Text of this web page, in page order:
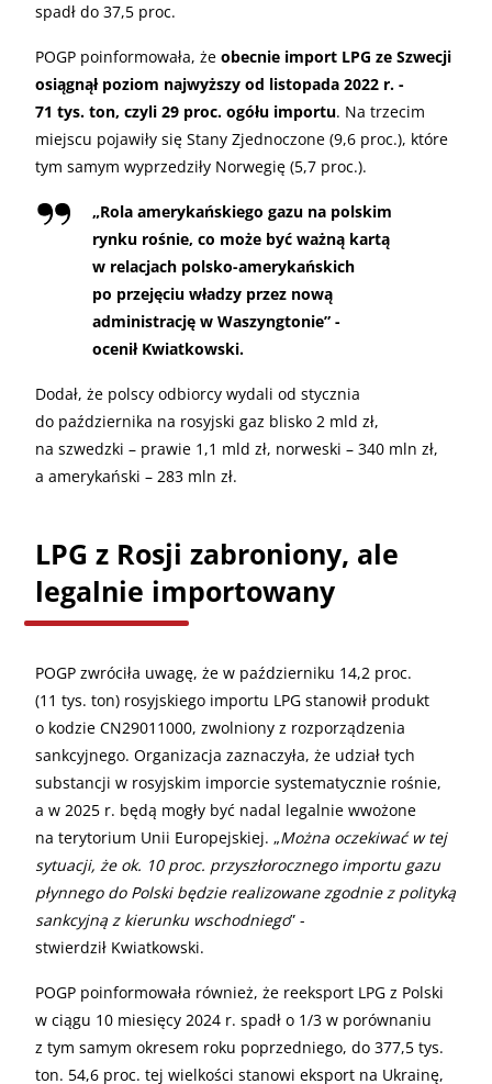
spadł do 37,5 proc.
POGP poinformowała, że obecnie import LPG ze Szwecji
osiągnął poziom najwyższy od listopada 2022 r. -
71 tys. ton, czyli 29 proc. ogółu importu. Na trzecim
miejscu pojawiły się Stany Zjednoczone (9,6 proc.), które
tym samym wyprzedziły Norwegię (5,7 proc.).
„Rola amerykańskiego gazu na polskim
rynku rośnie, co może być ważną kartą
w relacjach polsko-amerykańskich
po przejęciu władzy przez nową
administrację w Waszyngtonie” -
ocenił Kwiatkowski.
Dodał, że polscy odbiorcy wydali od stycznia
do października na rosyjski gaz blisko 2 mld zł,
na szwedzki – prawie 1,1 mld zł, norweski – 340 mln zł,
a amerykański – 283 mln zł.
LPG z Rosji zabroniony, ale
legalnie importowany
POGP zwróciła uwagę, że w październiku 14,2 proc.
(11 tys. ton) rosyjskiego importu LPG stanowił produkt
o kodzie CN29011000, zwolniony z rozporządzenia
sankcyjnego. Organizacja zaznaczyła, że udział tych
substancji w rosyjskim imporcie systematycznie rośnie,
a w 2025 r. będą mogły być nadal legalnie wwożone
na terytorium Unii Europejskiej. „Można oczekiwać w tej
sytuacji, że ok. 10 proc. przyszłorocznego importu gazu
płynnego do Polski będzie realizowane zgodnie z polityką
sankcyjną z kierunku wschodniego” -
stwierdził Kwiatkowski.
POGP poinformowała również, że reeksport LPG z Polski
w ciągu 10 miesięcy 2024 r. spadł o 1/3 w porównaniu
z tym samym okresem roku poprzedniego, do 377,5 tys.
ton. 54,6 proc. tej wielkości stanowi eksport na Ukrainę,